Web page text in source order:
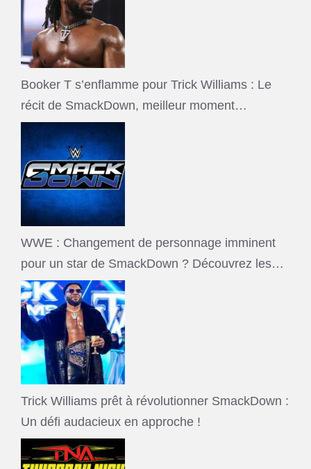
Booker T s’enflamme pour Trick Williams : Le
récit de SmackDown, meilleur moment…
WWE : Changement de personnage imminent
pour un star de SmackDown ? Découvrez les…
Trick Williams prêt à révolutionner SmackDown :
Un défi audacieux en approche !